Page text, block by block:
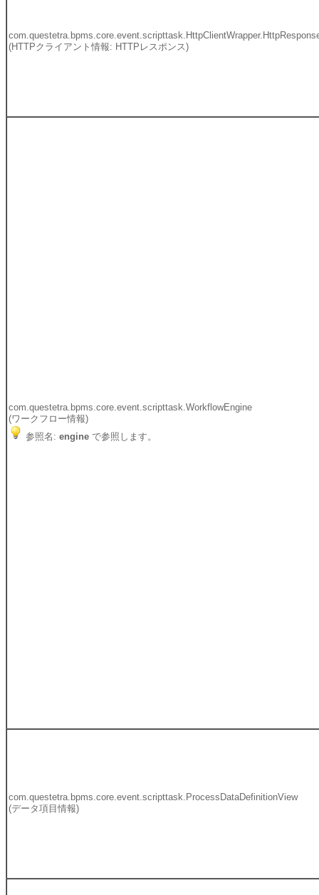
(HTTPクライアント情報: HTTPレスポンス)
com.questetra.bpms.core.event.scripttask.WorkflowEngine
(ワークフロー情報)
参照名: engine で参照します。
com.questetra.bpms.core.event.scripttask.ProcessDataDefinitionView
(データ項目情報)